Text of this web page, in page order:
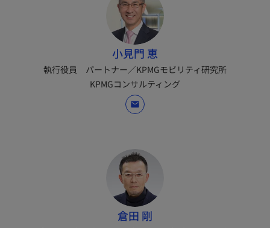
小見門 恵
執行役員 パートナー／KPMGモビリティ研究所
KPMGコンサルティング
mail
倉田 剛